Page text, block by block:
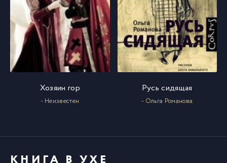
Хозяин гор
- Неизвестен
Русь сидящая
- Ольга Романова